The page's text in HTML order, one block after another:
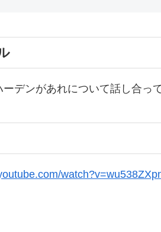
ーデンがあれについて話し合っ